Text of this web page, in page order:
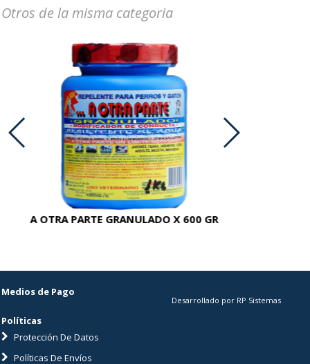
Otros de la misma categoria
A OTRA PARTE GRANULADO X 600 GR
Medios de Pago
Políticas
Protección De Datos
Políticas De Envíos
Desarrollado por RP Sistemas